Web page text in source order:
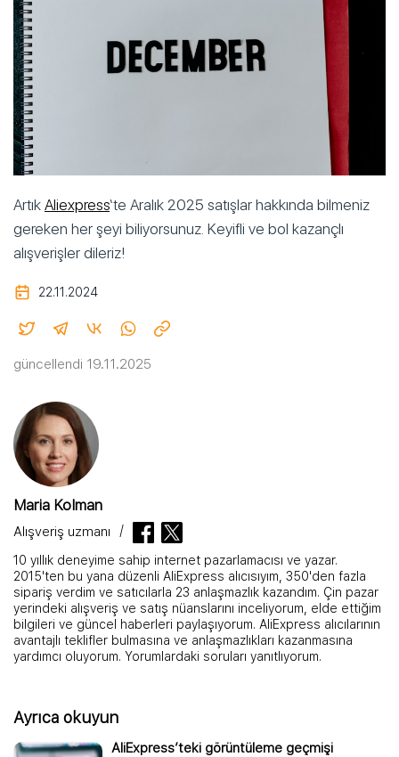
Artık Aliexpress‘te Aralık 2025 satışlar hakkında bilmeniz
gereken her şeyi biliyorsunuz. Keyifli ve bol kazançlı
alışverişler dileriz!
22.11.2024
güncellendi 19.11.2025
Maria Kolman
Alışveriş uzmanı
10 yıllık deneyime sahip internet pazarlamacısı ve yazar.
2015'ten bu yana düzenli AliExpress alıcısıyım, 350'den fazla
sipariş verdim ve satıcılarla 23 anlaşmazlık kazandım. Çin pazar
yerindeki alışveriş ve satış nüanslarını inceliyorum, elde ettiğim
bilgileri ve güncel haberleri paylaşıyorum. AliExpress alıcılarının
avantajlı teklifler bulmasına ve anlaşmazlıkları kazanmasına
yardımcı oluyorum. Yorumlardaki soruları yanıtlıyorum.
Ayrıca okuyun
AliExpress’teki görüntüleme geçmişi